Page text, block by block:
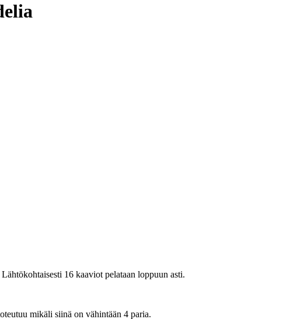
16 kaaviot pelataan loppuun asti.
mikäli siinä on vähintään 4 paria.